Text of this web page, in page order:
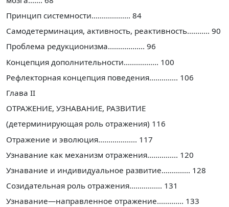
Принцип системности................... 84
Самодетерминация, активность, реактивность........... 90
Проблема редукционизма.................. 96
Концепция дополнительности................. 100
Рефлекторная концепция поведения.............. 106
Глава II
ОТРАЖЕНИЕ, УЗНАВАНИЕ, РАЗВИТИЕ
(детерминирующая роль отражения) 116
Отражение и эволюция................... 117
Узнавание как механизм отражения............... 120
Узнавание и индивидуальное развитие.............. 128
Созидательная роль отражения................ 131
Узнавание—направленное отражение............. 133